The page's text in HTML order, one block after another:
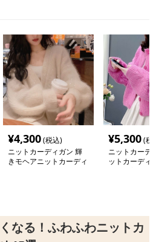
¥4,300(税込)
ニットカーディガン 輝
きモヘアニットカーディ
¥5,300(税
ニットカーデ
ットカーディ
なる！ふわふわニットカ